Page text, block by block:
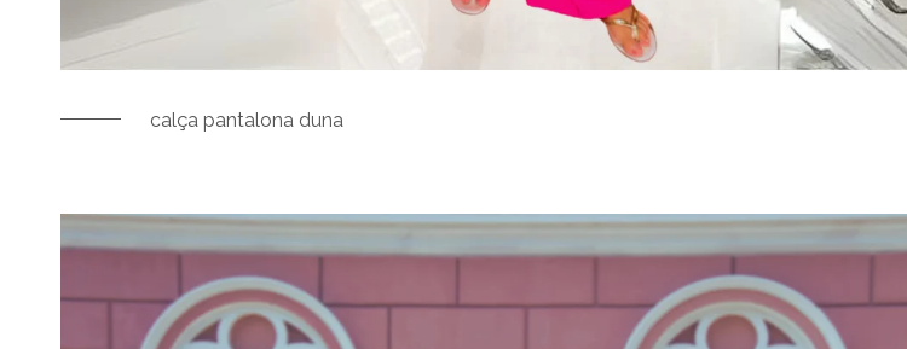
calça pantalona duna